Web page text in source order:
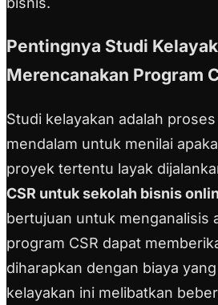
Pentingnya Studi
Merencanakan Program
Studi kelayakan adalah
mendalam untuk menilai
proyek tertentu layak
CSR untuk sekolah bisnis
bertujuan untuk menganalisis
program CSR dapat
diharapkan dengan biaya
kelayakan ini melibatkan